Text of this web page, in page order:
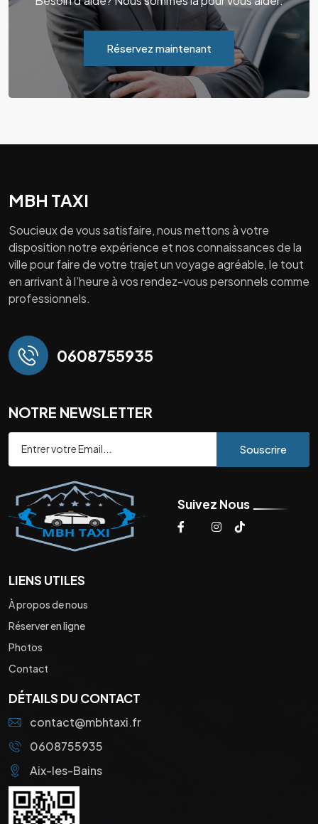
Réservez maintenant
MBH TAXI
Soucieux de vous satisfaire, nous mettons à votre
disposition notre expérience et nos connaissances de la
ville pour faire de votre trajet un voyage agréable, le tout
en arrivant à l’heure à vos rendez-vous personnels comme
professionnels.
0608755935
NOTRE NEWSLETTER
Souscrire
Suivez Nous
LIENS UTILES
À propos de nous
Réserver en ligne
Photos
Contact
DÉTAILS DU CONTACT
contact@mbhtaxi.fr
0608755935
Aix-les-Bains